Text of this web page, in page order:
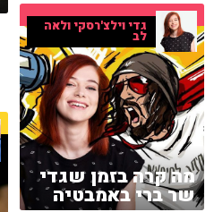
גדי וילצ'רסקי ולאה
לב
מה קרה בזמן שגדי
שר ברי באמבטיה